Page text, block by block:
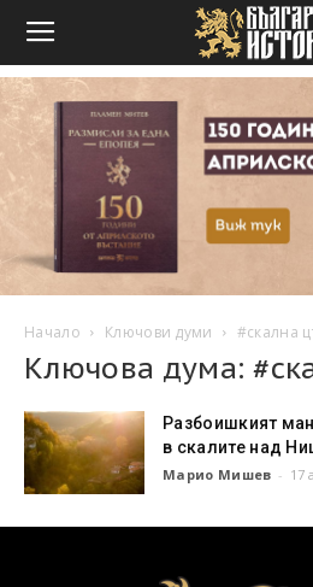
Начало Ключови думи #скална
Ключова дума:
Разбоишкият
в скалите над
Марио Мишев - 17